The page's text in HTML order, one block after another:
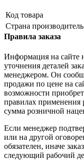
Код товара
Страна производитель
Правила заказа
Информация на сайте
уточнения деталей
менеджером. Он
продажи по цене на
возможности
правилах применения
сумма розничной
Если менеджер
или на другой
обязателен, иначе
следующий рабочий